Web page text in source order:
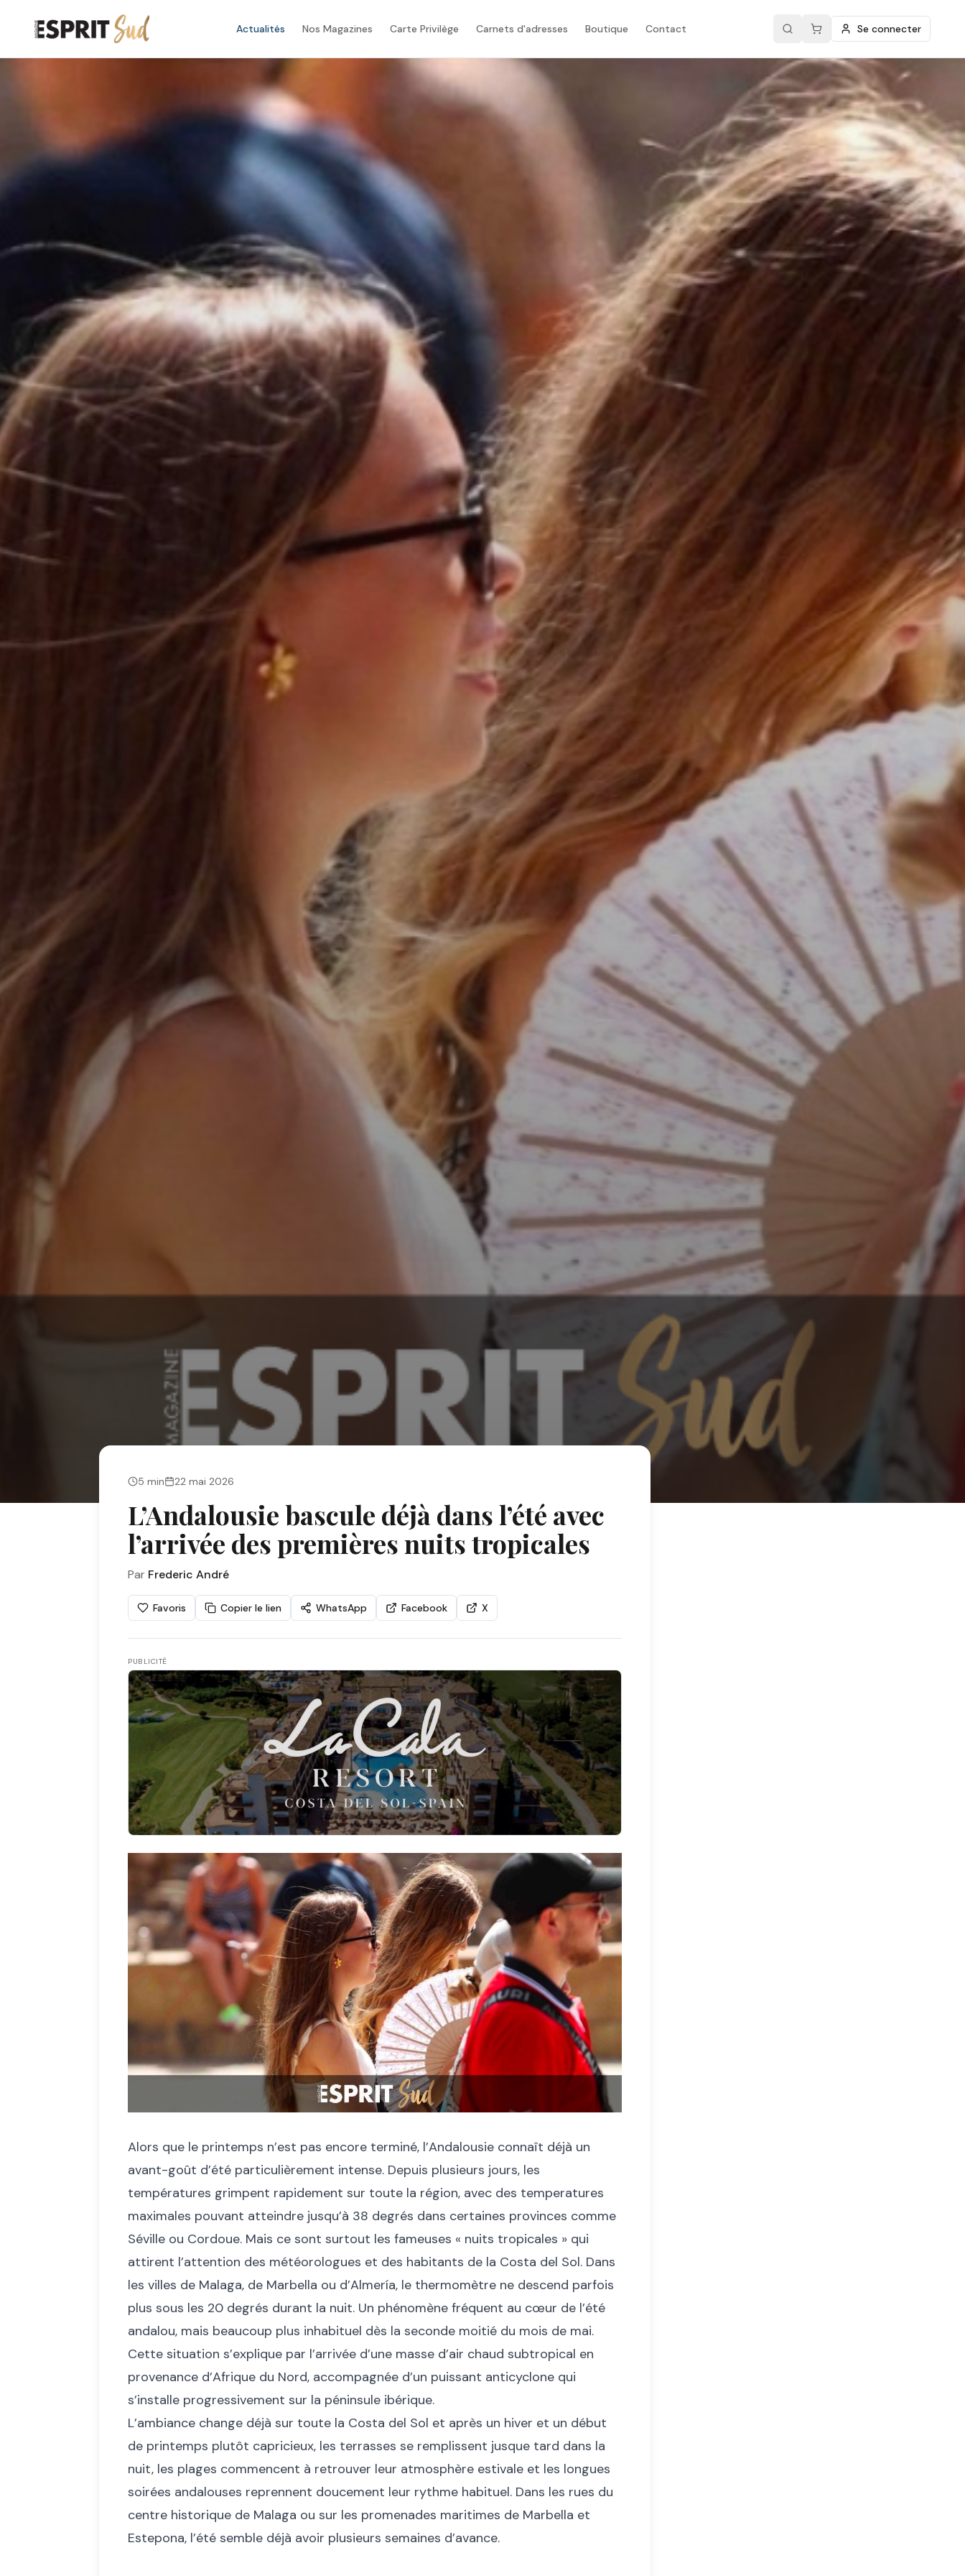
Actualités Nos Magazines Carte Privilège Carnets d'adresses Boutique Contact Se connecter
5 min 22 mai 2026
L’Andalousie bascule déjà dans l’été avec
l’arrivée des premières nuits tropicales
Par Frederic André
Favoris Copier le lien WhatsApp Facebook X
PUBLICITÉ
Alors que le printemps n’est pas encore terminé, l’Andalousie connaît déjà un
avant-goût d’été particulièrement intense. Depuis plusieurs jours, les
températures grimpent rapidement sur toute la région, avec des temperatures
maximales pouvant atteindre jusqu’à 38 degrés dans certaines provinces comme
Séville ou Cordoue. Mais ce sont surtout les fameuses « nuits tropicales » qui
attirent l’attention des météorologues et des habitants de la Costa del Sol. Dans
les villes de Malaga, de Marbella ou d’Almería, le thermomètre ne descend parfois
plus sous les 20 degrés durant la nuit. Un phénomène fréquent au cœur de l’été
andalou, mais beaucoup plus inhabituel dès la seconde moitié du mois de mai.
Cette situation s’explique par l’arrivée d’une masse d’air chaud subtropical en
provenance d’Afrique du Nord, accompagnée d’un puissant anticyclone qui
s’installe progressivement sur la péninsule ibérique.
L’ambiance change déjà sur toute la Costa del Sol et après un hiver et un début
de printemps plutôt capricieux, les terrasses se remplissent jusque tard dans la
nuit, les plages commencent à retrouver leur atmosphère estivale et les longues
soirées andalouses reprennent doucement leur rythme habituel. Dans les rues du
centre historique de Malaga ou sur les promenades maritimes de Marbella et
Estepona, l’été semble déjà avoir plusieurs semaines d’avance.